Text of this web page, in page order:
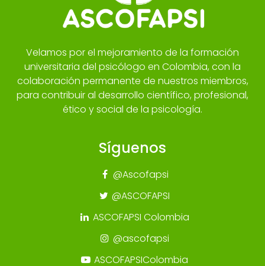
Velamos por el mejoramiento de la formación
universitaria del psicólogo en Colombia, con la
colaboración permanente de nuestros miembros,
para contribuir al desarrollo científico, profesional,
ético y social de la psicología.
Síguenos
@Ascofapsi
@ASCOFAPSI
ASCOFAPSI Colombia
@ascofapsi
ASCOFAPSIColombia